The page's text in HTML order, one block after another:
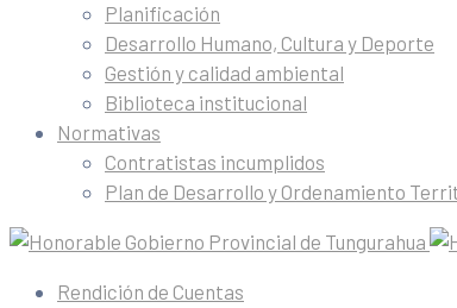
Planificación
Desarrollo Humano, Cultura y Deporte
Gestión y calidad ambiental
Biblioteca institucional
Normativas
Contratistas incumplidos
Plan de Desarrollo y Ordenamiento
Rendición de Cuentas